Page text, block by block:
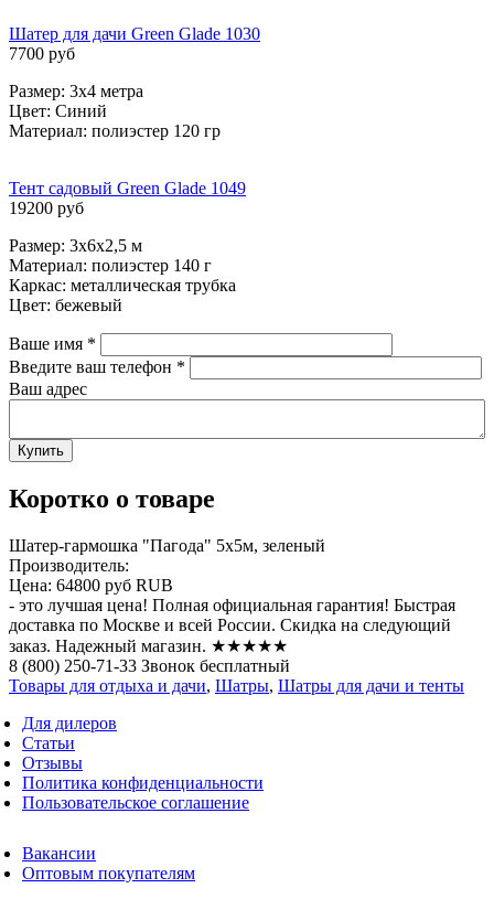
Шатер для дачи Green Glade 1030
7700 руб
Размер: 3х4 метра
Цвет: Синий
Материал: полиэстер 120 гр
Тент садовый Green Glade 1049
19200 руб
Размер: 3х6х2,5 м
Материал: полиэстер 140 г
Каркас: металлическая трубка
Цвет: бежевый
Ваше имя *
Введите ваш телефон *
Ваш адрес
Коротко о товаре
Шатер-гармошка "Пагода" 5х5м, зеленый
Производитель:
Цена: 64800 руб RUB
- это лучшая цена! Полная официальная гарантия! Быстрая
доставка по Москве и всей России. Скидка на следующий
заказ. Надежный магазин. ★★★★★
8 (800) 250-71-33 Звонок бесплатный
Товары для отдыха и дачи, Шатры, Шатры для дачи и тенты
Для дилеров
Статьи
Отзывы
Политика конфиденциальности
Пользовательское соглашение
Вакансии
Оптовым покупателям